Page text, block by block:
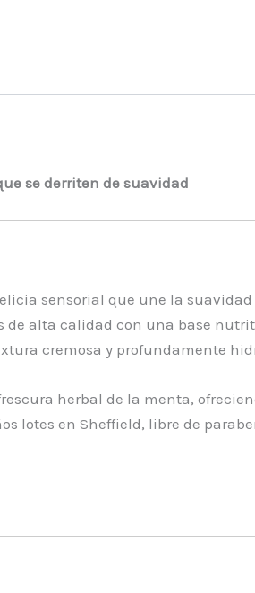
se derriten de suavidad
sensorial que une la
alta calidad con una base
cremosa y profundamente
herbal de la menta,
lotes en Sheffield, libre de